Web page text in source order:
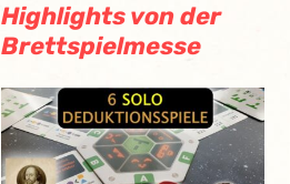
Highlights von der
Brettspielmesse